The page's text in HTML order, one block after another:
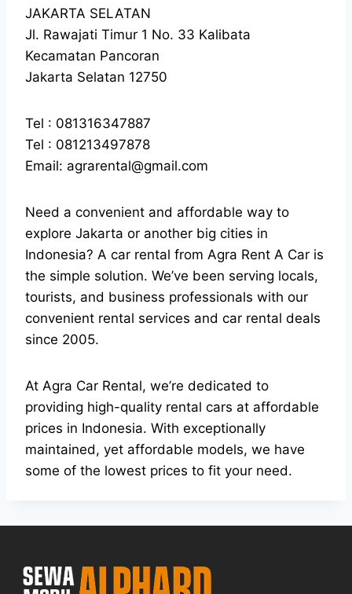
JAKARTA SELATAN
Jl. Rawajati Timur 1 No. 33 Kalibata
Kecamatan Pancoran
Jakarta Selatan 12750
Tel : 081316347887
Tel : 081213497878
Email: agrarental@gmail.com
Need a convenient and affordable way to
explore Jakarta or another big cities in
Indonesia? A car rental from Agra Rent A Car is
the simple solution. We’ve been serving locals,
tourists, and business professionals with our
convenient rental services and car rental deals
since 2005.
At Agra Car Rental, we’re dedicated to
providing high-quality rental cars at affordable
prices in Indonesia. With exceptionally
maintained, yet affordable models, we have
some of the lowest prices to fit your need.